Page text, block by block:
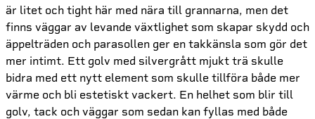
är litet och tight här med nära till grannarna, men det
finns väggar av levande växtlighet som skapar skydd och
äppelträden och parasollen ger en takkänsla som gör det
mer intimt. Ett golv med silvergrått mjukt trä skulle
bidra med ett nytt element som skulle tillföra både mer
värme och bli estetiskt vackert. En helhet som blir till
golv, tack och väggar som sedan kan fyllas med både